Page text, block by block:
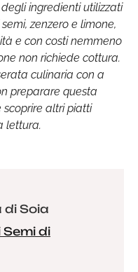
ingredienti utilizzati
zenzero e limone,
e con costi nemmeno
non richiede cottura.
culinaria con a
preparare questa
scoprire altri piatti
lettura.
di Soia
Semi di